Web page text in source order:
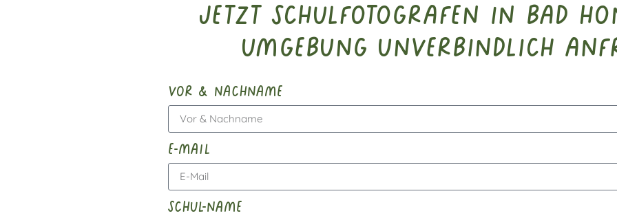
Jetzt Schulfotografen in Bad
Umgebung unverbindlich
vor & nachname
e-mail
schul-name